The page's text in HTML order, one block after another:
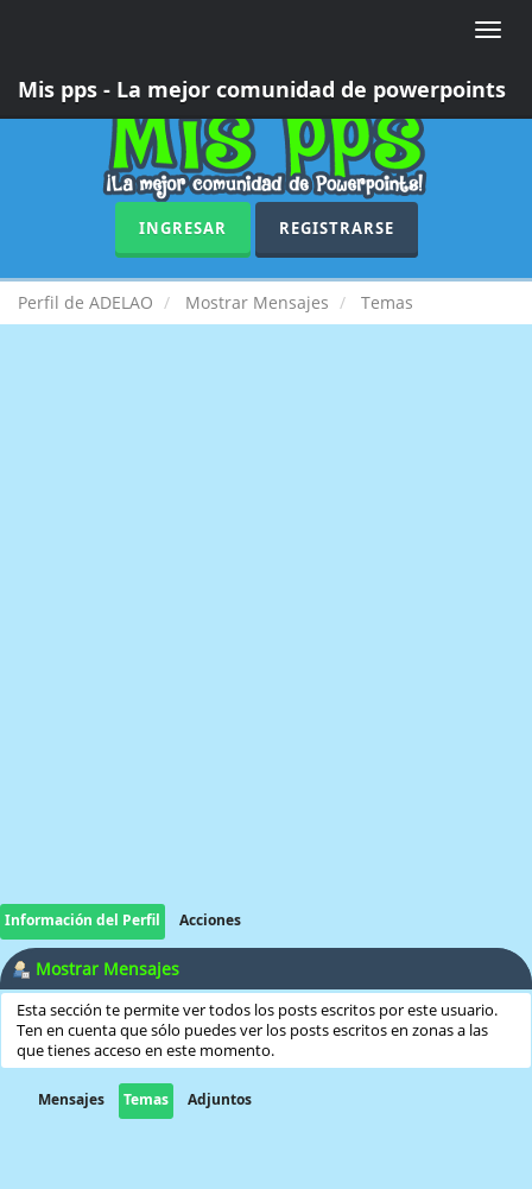
Toggle
Mis pps - La mejor comunidad de powerpoints
INGRESAR REGISTRARSE
Perfil de ADELAO Mostrar Mensajes Temas
Información del Perfil Acciones
Mostrar Mensajes
Esta sección te permite ver todos los posts escritos por este usuario.
Ten en cuenta que sólo puedes ver los posts escritos en zonas a las
que tienes acceso en este momento.
Mensajes Temas Adjuntos